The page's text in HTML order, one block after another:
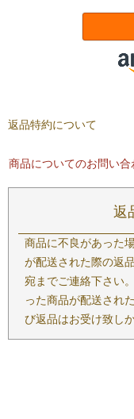
返品特約について
商品についてのお問い合
返
商品に不良があった
が配送された際の返
宛までご連絡下さい
った商品が配送され
び返品はお受け致しか